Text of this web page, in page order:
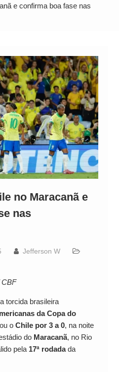
Altoe confirma boa fase nas
no Maracanã e
nas
Jefferson W
CBF
torcida brasileira
da Copa do
o Chile por 3 a 0, na noite
do Maracanã, no Rio
pela 17ª rodadada